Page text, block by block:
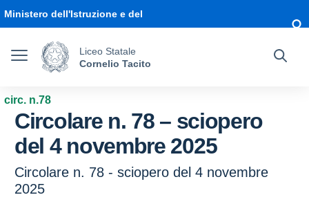
Ministero dell'Istruzione e del
Liceo Statale
Cornelio Tacito
circ. n.78
Circolare n. 78 – sciopero
del 4 novembre 2025
Circolare n. 78 - sciopero del 4 novembre
2025